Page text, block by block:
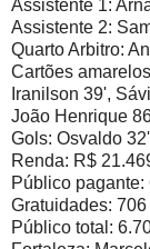
Assistente 1:
Assistente 2:
Quarto Arbitro:
Cartões
Iranilson 39',
João Henrique
Gols: Osvaldo
Renda: R$
Público pagante:
Gratuidades: 706
Público total: